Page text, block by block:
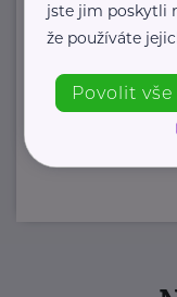
jste jim poskytli
že používáte
Povolit vše